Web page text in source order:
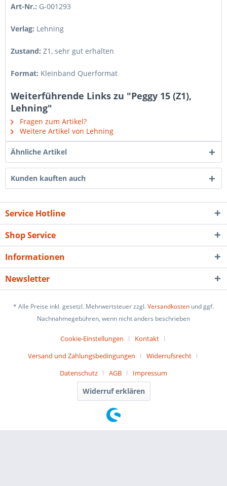
Art-Nr.: G-001293
Verlag: Lehning
Zustand: Z1, sehr gut erhalten
Format: Kleinband Querformat
Weiterführende Links zu "Peggy 15 (Z1),
Lehning"
Fragen zum Artikel?
Weitere Artikel von Lehning
Ähnliche Artikel
Kunden kauften auch
Service Hotline
Shop Service
Informationen
Newsletter
* Alle Preise inkl. gesetzl. Mehrwertsteuer zzgl.Versandkosten und ggf.
Nachnahmegebühren, wenn nicht anders beschrieben
Cookie-Einstellungen
Kontakt
Versand und Zahlungsbedingungen
Widerrufsrecht
Datenschutz
AGB Impressum
Widerruf erklären